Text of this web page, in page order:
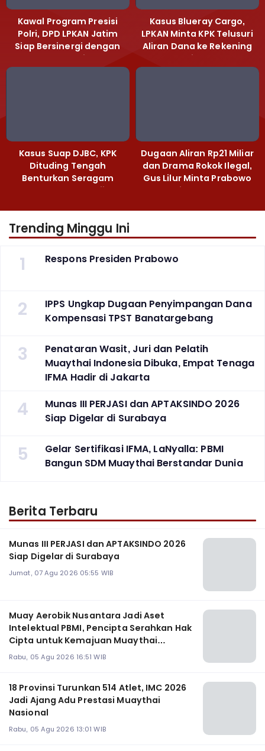
Kawal Program Presisi
Polri, DPD LPKAN Jatim
Siap Bersinergi dengan
Polda Jatim
Kasus Blueray Cargo,
LPKAN Minta KPK Telusuri
Aliran Dana ke Rekening
Heri Black
Kasus Suap DJBC, KPK
Dituding Tengah
Benturkan Seragam
Cokelat dengan Hijau
Dugaan Aliran Rp21 Miliar
dan Drama Rokok Ilegal,
Gus Lilur Minta Prabowo
Bertindak Tegas
Trending Minggu Ini
1 Respons Presiden Prabowo
2
IPPS Ungkap Dugaan Penyimpangan Dana
Kompensasi TPST Banatargebang
3
Penataran Wasit, Juri dan Pelatih
Muaythai Indonesia Dibuka, Empat Tenaga
IFMA Hadir di Jakarta
4
Munas III PERJASI dan APTAKSINDO 2026
Siap Digelar di Surabaya
5
Gelar Sertifikasi IFMA, LaNyalla: PBMI
Bangun SDM Muaythai Berstandar Dunia
Berita Terbaru
Munas III PERJASI dan APTAKSINDO 2026
Siap Digelar di Surabaya
Jumat, 07 Agu 2026 05:55 WIB
Muay Aerobik Nusantara Jadi Aset
Intelektual PBMI, Pencipta Serahkan Hak
Cipta untuk Kemajuan Muaythai
Indonesia
Rabu, 05 Agu 2026 16:51 WIB
18 Provinsi Turunkan 514 Atlet, IMC 2026
Jadi Ajang Adu Prestasi Muaythai
Nasional
Rabu, 05 Agu 2026 13:01 WIB